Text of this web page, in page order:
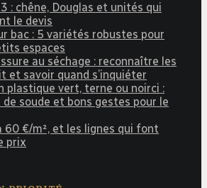
: chêne, Douglas et unités qui
le devis
bac : 5 variétés robustes pour
espaces
au séchage : reconnaître les
et savoir quand s’inquiéter
plastique vert, terne ou noirci :
soude et bons gestes pour le
60 €/m², et les lignes qui font
prix